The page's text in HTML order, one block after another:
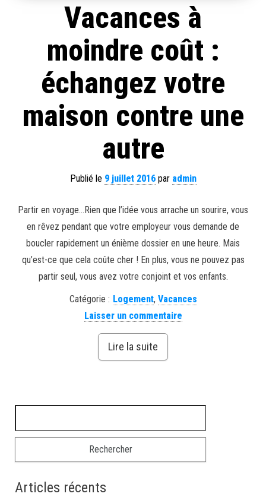
Vacances à
moindre coût :
échangez votre
maison contre une
autre
Publié le 9 juillet 2016par admin
Partir en voyage…Rien que l’idée vous arrache un sourire, vous
en rêvez pendant que votre employeur vous demande de
boucler rapidement un énième dossier en une heure. Mais
qu’est-ce que cela coûte cher ! En plus, vous ne pouvez pas
partir seul, vous avez votre conjoint et vos enfants.
Catégorie : Logement, Vacances
Laisser un commentaire
Lire la suite
Articles récents